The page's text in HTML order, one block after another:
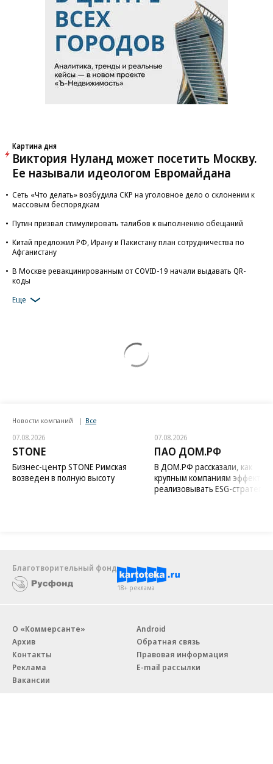
Картина дня
Виктория Нуланд может посетить Москву.
Ее называли идеологом Евромайдана
Сеть «Что делать» возбудила СКР на уголовное дело о склонении к
массовым беспорядкам
Путин призвал стимулировать талибов к выполнению обещаний
Китай предложил РФ, Ирану и Пакистану план сотрудничества по
Афганистану
В Москве ревакцинированным от COVID-19 начали выдавать QR-
коды
Еще
Новости компаний Все
07.08.2026
STONE
Бизнес-центр STONE Римская
возведен в полную высоту
07.08.2026
ПАО ДОМ.РФ
В ДОМ.РФ рассказали, как
крупным компаниям
реализовывать ESG-стратегию
Благотворительный фонд
18+ реклама
О «Коммерсанте»
Архив
Контакты
Реклама
Вакансии
Android
Обратная связь
Правовая информация
E-mail рассылки